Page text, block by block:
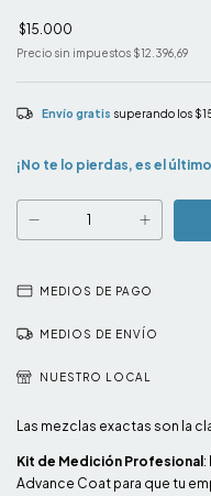
$15.000
Precio sin impuestos $12.396,69
Envío gratis superando los
¡No te lo pierdas, es el
MEDIOS DE PAGO
MEDIOS DE ENVÍO
NUESTRO LOCAL
Las mezclas exactas son la
Kit de Medición Profesional :
Advance Coat para que tu